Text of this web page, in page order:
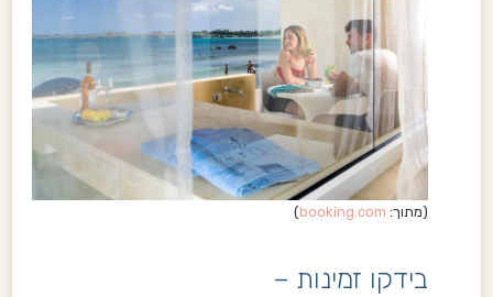
(מתוך: booking.com
)
בידקו זמינות –